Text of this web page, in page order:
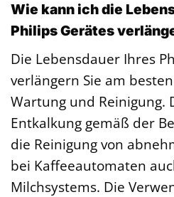
Wie kann ich die
Philips Gerätes
Die Lebensdauer Ihres
verlängern Sie am
Wartung und Reinigung.
Entkalkung gemäß der
die Reinigung von
bei Kaffeeautomaten
Milchsystems. Die